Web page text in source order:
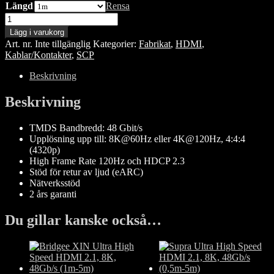
Längd
Rensa
SCP
UltraFLEX
Ultra
High
Speed
HDMI
8K,
48Gb/s
mängd
Lägg i varukorg
Art. nr. Inte tillgänglig Kategorier: Fabrikat, HDMI,
Kablar/Kontakter, SCP
Beskrivning
Beskrivning
TMDS Bandbredd: 48 Gbit/s
Upplösning upp till: 8K@60Hz eller 4K@120Hz, 4:4:4
(4320p)
High Frame Rate 120Hz och HDCP 2.3
Stöd för retur av ljud (eARC)
Nätverksstöd
2 års garanti
Du gillar kanske också…